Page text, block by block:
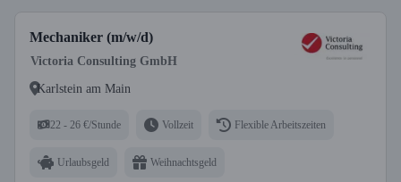
Mechaniker (m/w/d)
Victoria Consulting GmbH
Karlstein am Main
22 - 26 €/Stunde Vollzeit Flexible Arbeitszeiten
Urlaubsgeld Weihnachtsgeld